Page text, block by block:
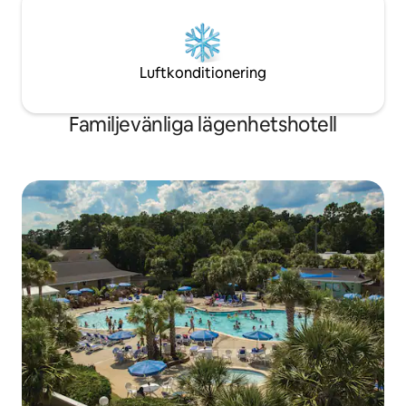
Luftkonditionering
Familjevänliga lägenhetshotell